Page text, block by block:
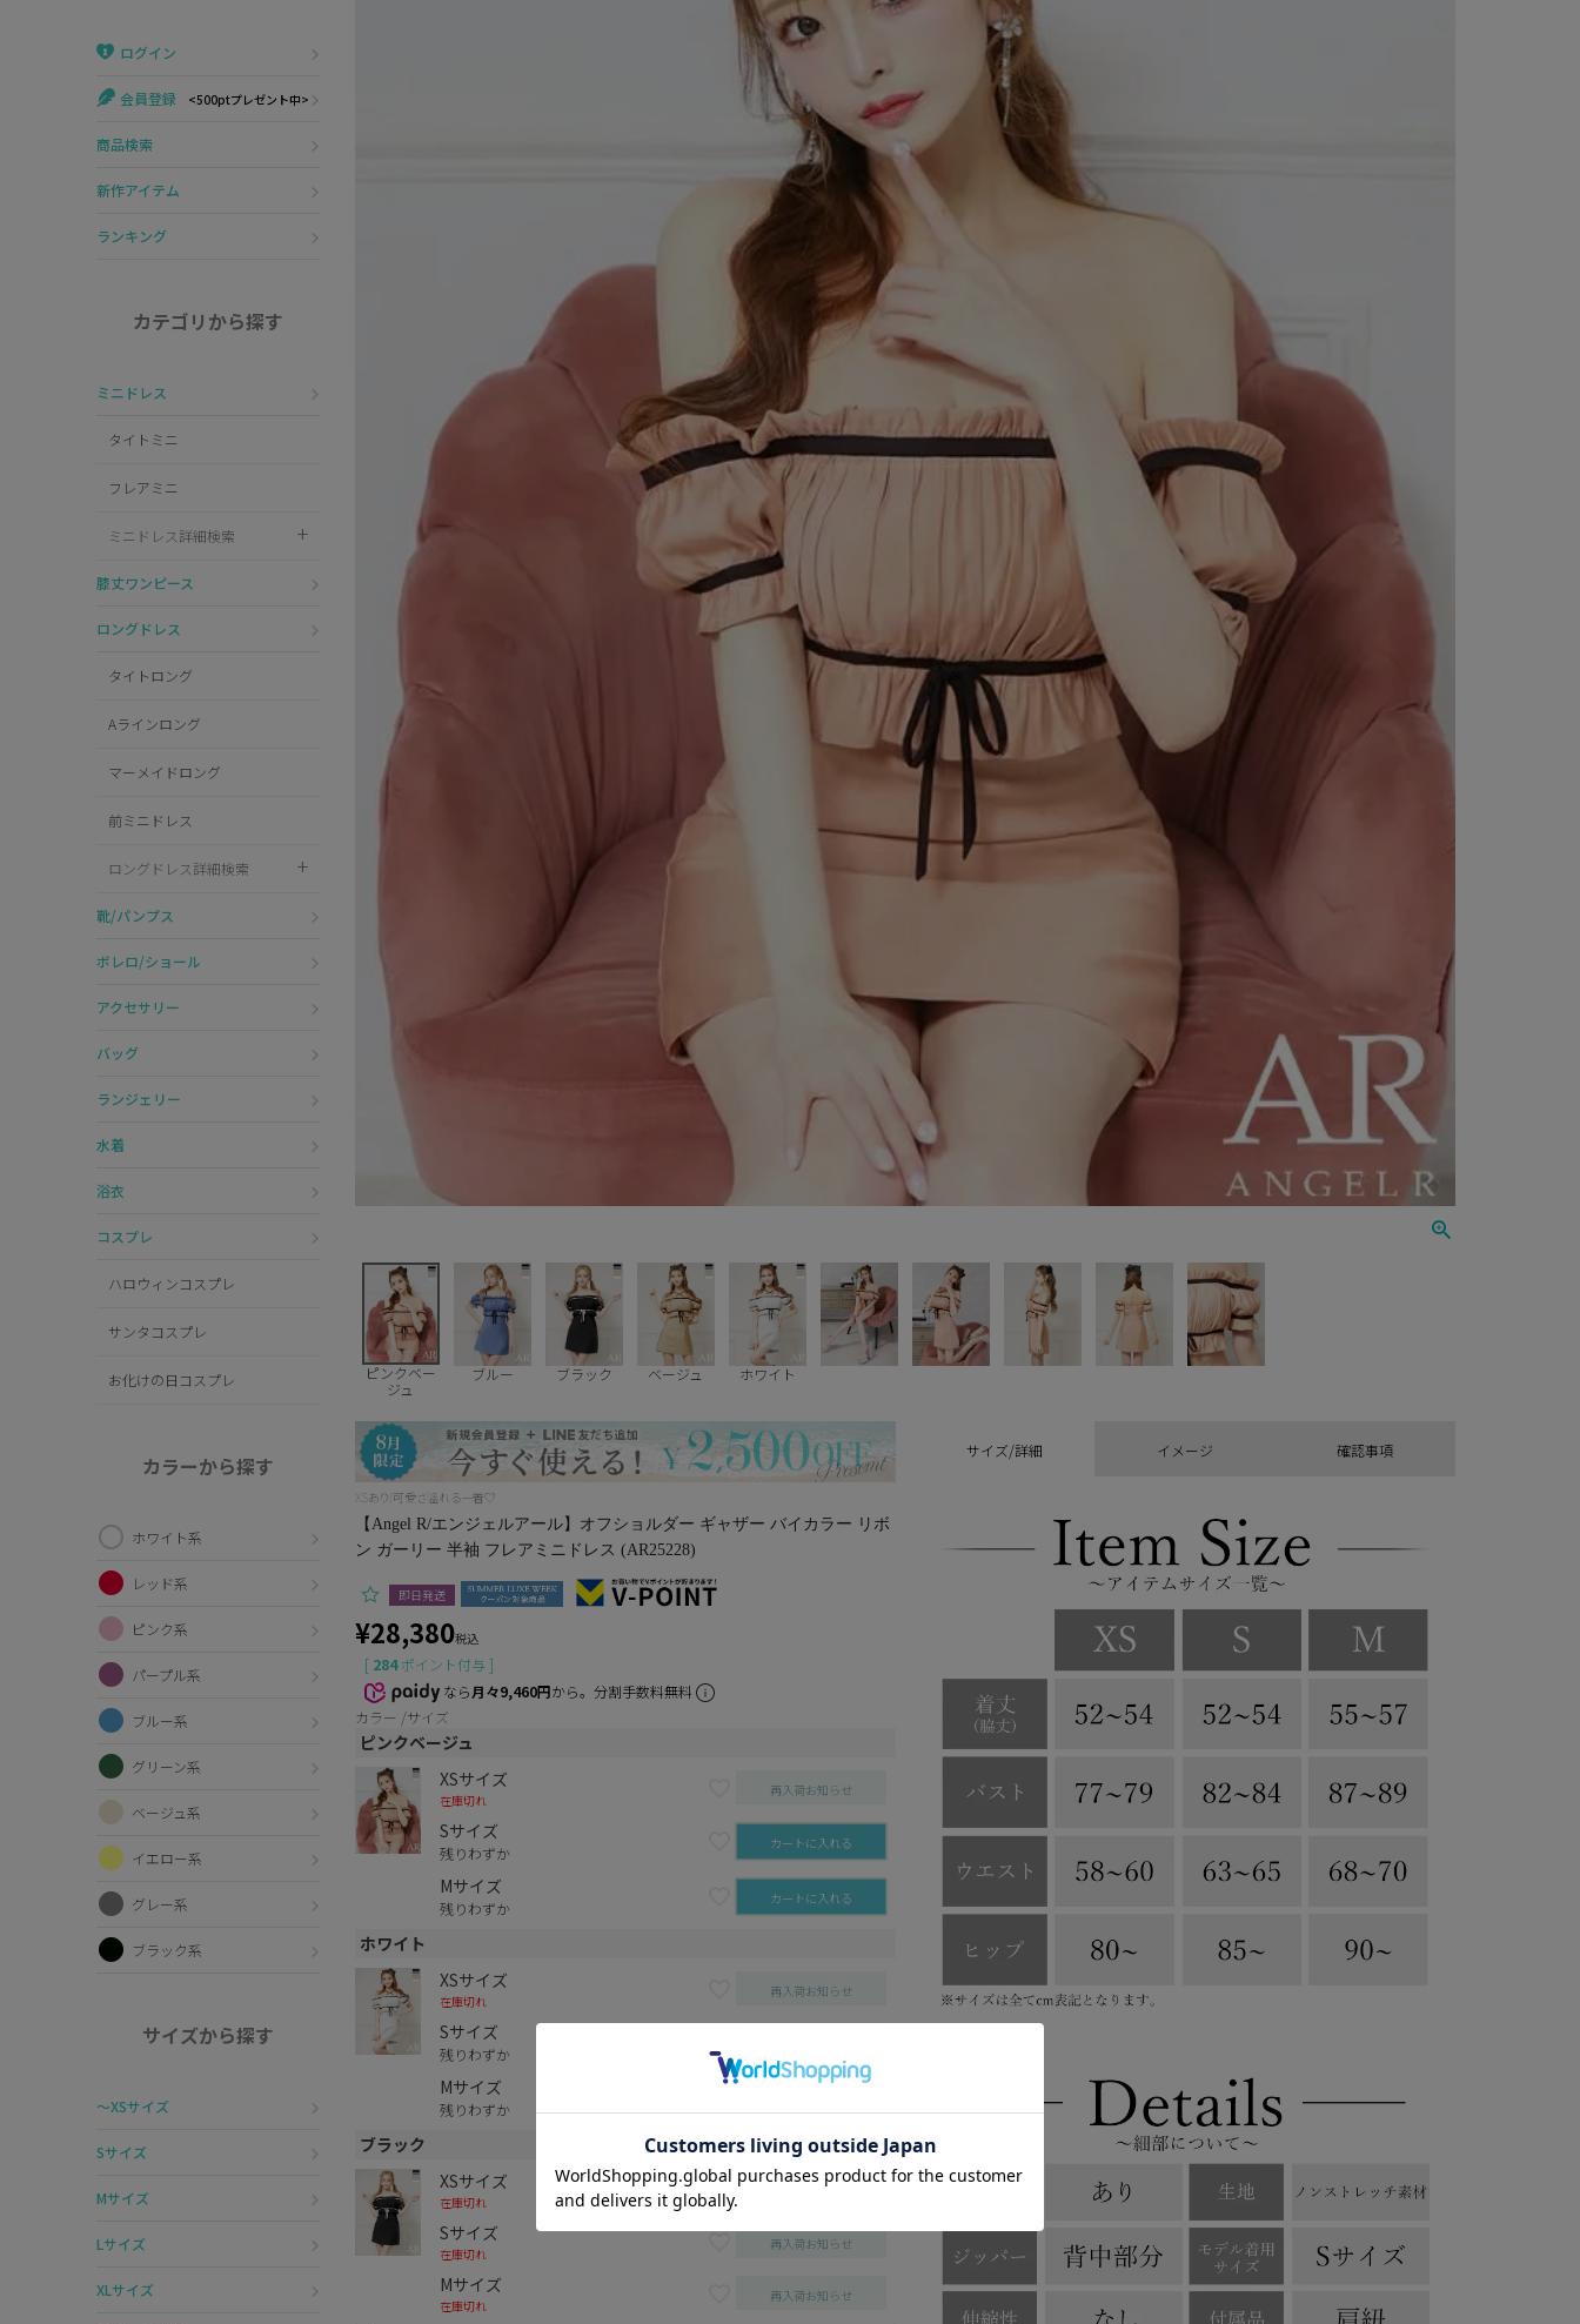
GLAMOROUS
ログイン
会員登録 <500ptプレゼント中>
商品検索
新作アイテム
ランキング
カテゴリから探す
ミニドレス
タイトミニ
フレアミニ
ミニドレス詳細検索
膝丈ワンピース
ロングドレス
タイトロング
Aラインロング
マーメイドロング
前ミニドレス
ロングドレス詳細検索
靴/パンプス
ボレロ/ショール
アクセサリー
バッグ
ランジェリー
水着
浴衣
コスプレ
ハロウィンコスプレ
サンタコスプレ
お化けの日コスプレ
カラーから探す
ホワイト系
レッド系
ピンク系
パープル系
ブルー系
グリーン系
ベージュ系
イエロー系
グレー系
ブラック系
サイズから探す
〜XSサイズ
Sサイズ
Mサイズ
Lサイズ
XLサイズ
ピンクベー
ジュ
ブルー ブラック ベージュ ホワイト
XSあり!可愛さ溢れる一着♡
【Angel R/エンジェルアール】オフショルダー ギャザー バイカラー リボ
ン ガーリー 半袖 フレアミニドレス (AR25228)
即日発送
¥28,380税込
[ 284 ポイント付与 ]
なら月々9,460円から。分割手数料無料
カラー
サイズ
ピンクベージュ
XSサイズ
在庫切れ
再入荷お知らせ
Sサイズ
残りわずか カートに入れる
Mサイズ
残りわずか カートに入れる
ホワイト
XSサイズ
在庫切れ
再入荷お知らせ
Sサイズ
残りわずか
Mサイズ
残りわずか
ブラック
XSサイズ
在庫切れ
再入荷お知らせ
Sサイズ
在庫切れ
再入荷お知らせ
Mサイズ
在庫切れ
再入荷お知らせ
サイズ/詳細 イメージ 確認事項